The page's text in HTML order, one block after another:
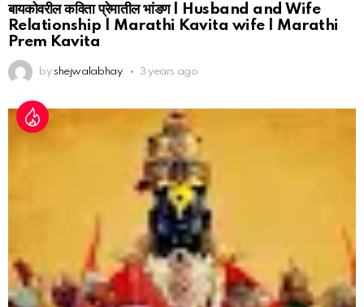
बायकोवरील कविता प्रेमातील भांडण | Husband and Wife
Relationship | Marathi Kavita wife | Marathi
Prem Kavita
by shejwalabhay 3 years ago